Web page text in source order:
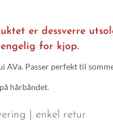
er dessverre
for kjop.
AVa. Passer perfekt til
hårbåndet.
| enkel retur